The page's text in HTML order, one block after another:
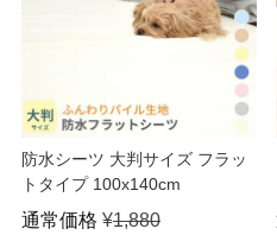
防水シーツ 大判サイズ フラッ
トタイプ 100x140cm
通常価格 ¥1,880